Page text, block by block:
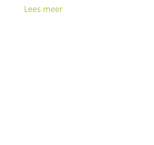
Lees meer